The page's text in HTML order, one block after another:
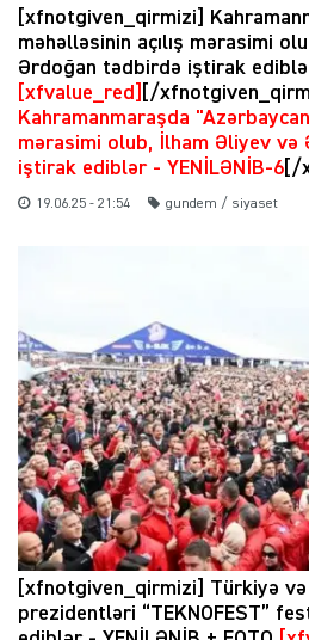
[xfnotgiven_qirmizi]
məhəlləsinin açılış mərasimi
Ərdoğan tədbirdə iştirak
[xfvalue_red]
[/
Kahramanmaraşda
mərasimi olub, İlham Əliyev və
iştirak ediblər - YENİLƏNİB-6 [/
19.06.25 - 21:54 gundem / siyaset
[xfnotgiven_qirmizi] Türkiyə
prezidentləri “TEKNOFEST”